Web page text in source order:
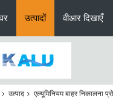
उत्पादों वीआर दिखाएँ
उत्पाद एल्यूमिनियम बाहर निकालना